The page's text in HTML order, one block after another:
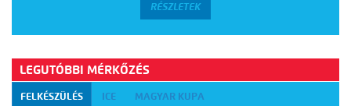
RÉSZLETEK
LEGUTÓBBI MÉRKŐZÉS
FELKÉSZÜLÉS ICE MAGYAR KUPA